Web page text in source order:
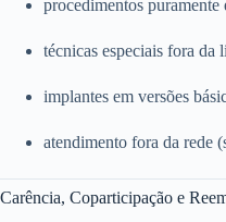
procedimentos
técnicas especiais fora da
implantes em versões
atendimento fora da rede
Carência, Coparticipação e